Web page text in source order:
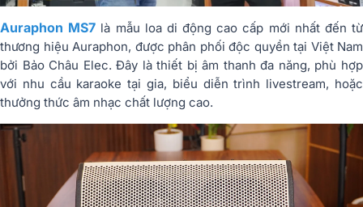
Auraphon MS7 là mẫu loa di động cao cấp mới nhất đến từ
thương hiệu Auraphon, được phân phối độc quyền tại Việt Nam
bởi Bảo Châu Elec. Đây là thiết bị âm thanh đa năng, phù hợp
với nhu cầu karaoke tại gia, biểu diễn trình livestream, hoặc
thưởng thức âm nhạc chất lượng cao.